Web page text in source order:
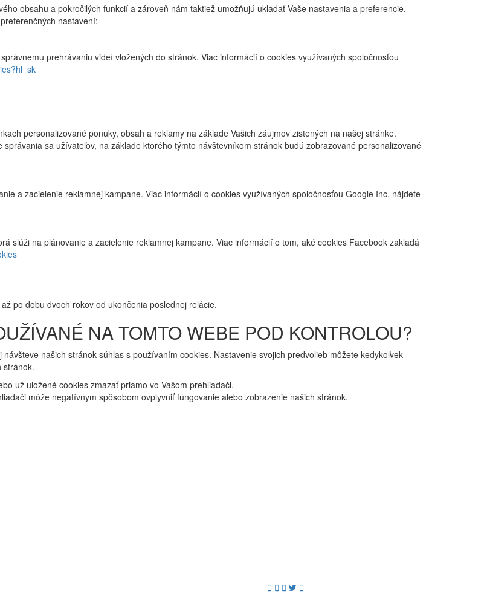
obsahu a pokročilých funkcií a zároveň nám taktiež umožňujú ukladať Vaše nastavenia a preferencie.
nastavení:
prehrávaniu videí vložených do stránok. Viac informácií o cookies využívaných spoločnosťou
personalizované ponuky, obsah a reklamy na základe Vašich záujmov zistených na našej stránke.
sa užívateľov, na základe ktorého týmto návštevníkom stránok budú zobrazované personalizované
a zacielenie reklamnej kampane. Viac informácií o cookies využívaných spoločnosťou Google Inc. nájdete
slúži na plánovanie a zacielenie reklamnej kampane. Viac informácií o tom, aké cookies Facebook zakladá
po dobu dvoch rokov od ukončenia poslednej relácie.
NA TOMTO WEBE POD KONTROLOU?
našich stránok súhlas s používaním cookies. Nastavenie svojich predvolieb môžete kedykoľvek
stránok.
už uložené cookies zmazať priamo vo Vašom prehliadači.
môže negatívnym spôsobom ovplyvniť fungovanie alebo zobrazenie našich stránok.